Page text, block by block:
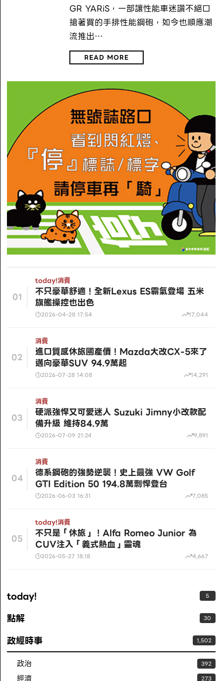
GR YARiS，一部讓性能車迷讚不絕口
搶著買的手排性能鋼砲，如今也順應潮
流推出…
READ MORE
01
today!消費
不只豪華舒適！全新Lexus ES霸氣登場 五米
旗艦操控也出色
2026-04-28 17:54 17,044
02
消費
進口質感休旅國產價！Mazda大改CX-5來了
邁向豪華SUV 94.9萬起
2026-07-28 14:08 14,291
03
消費
硬派強悍又可愛迷人 Suzuki Jimny小改款配
備升級 維持84.9萬
2026-07-09 21:24 9,891
04
消費
德系鋼砲的強勢逆襲！史上最強 VW Golf
GTI Edition 50 194.8萬剽悍登台
2026-06-03 16:31 7,085
05
today!消費
不只是「休旅」！Alfa Romeo Junior 為
CUV注入「義式熱血」靈魂
2026-05-27 18:18 4,667
today! 5
點解 30
政經時事 1,502
政治 392
經濟 273